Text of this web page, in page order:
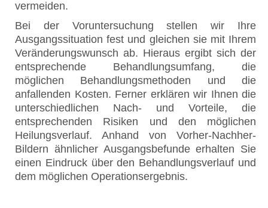
vermeiden.
Bei der Voruntersuchung stellen wir Ihre
Ausgangssituation fest und gleichen sie mit Ihrem
Veränderungswunsch ab. Hieraus ergibt sich der
entsprechende Behandlungsumfang, die
möglichen Behandlungsmethoden und die
anfallenden Kosten. Ferner erklären wir Ihnen die
unterschiedlichen Nach- und Vorteile, die
entsprechenden Risiken und den möglichen
Heilungsverlauf. Anhand von Vorher-Nachher-
Bildern ähnlicher Ausgangsbefunde erhalten Sie
einen Eindruck über den Behandlungsverlauf und
dem möglichen Operationsergebnis.